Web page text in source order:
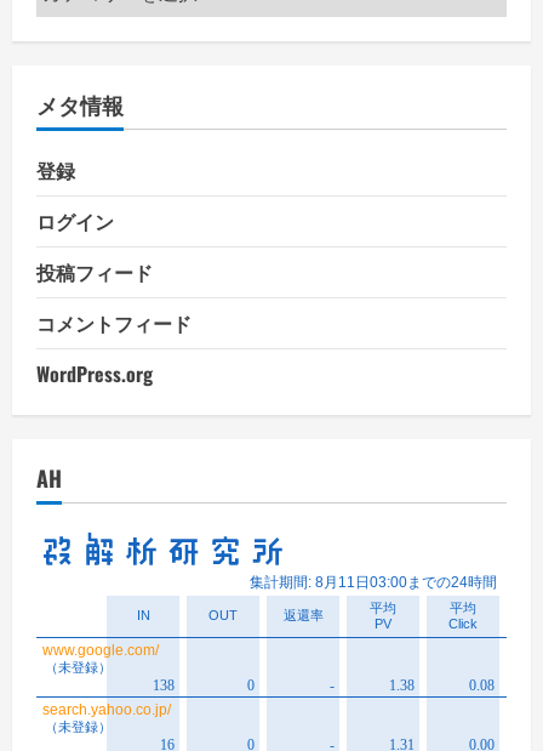
テ
ゴ
ー
メタ情報
登録
ログイン
投稿フィード
コメントフィード
WordPress.org
AH